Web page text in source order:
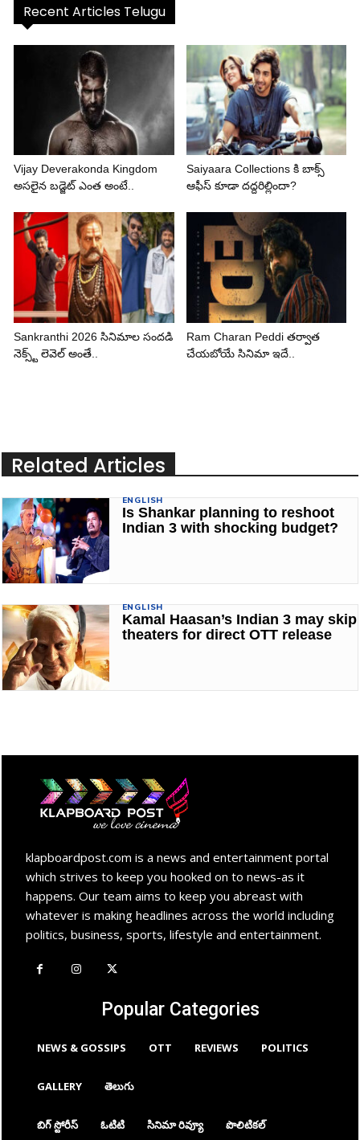
Recent Articles Telugu
Vijay Deverakonda Kingdom
అసలైన బడ్జెట్ ఎంత అంటే..
Saiyaara Collections కి బాక్స్
ఆఫీస్ కూడా దద్దరిల్లిందా?
Sankranthi 2026 సినిమాల సందడి
నెక్స్ట్ లెవెల్ అంతే..
Ram Charan Peddi తర్వాత
చేయబోయే సినిమా ఇదే..
Related Articles
ENGLISH
Is Shankar planning to reshoot
Indian 3 with shocking budget?
ENGLISH
Kamal Haasan’s Indian 3 may skip
theaters for direct OTT release
klapboardpost.com is a news and entertainment portal
which strives to keep you hooked on to news-as it
happens. Our team aims to keep you abreast with
whatever is making headlines across the world including
politics, business, sports, lifestyle and entertainment.
Popular Categories
NEWS & GOSSIPS OTT REVIEWS POLITICS
GALLERY తెలుగు
బిగ్ స్టోరీస్ ఓటిటి సినిమా రివ్యూ పొలిటికల్